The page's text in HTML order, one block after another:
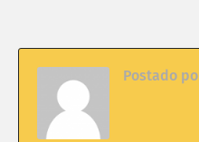
Postado